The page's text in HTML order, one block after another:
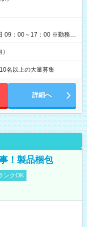
（休憩なし） 時給1,300
円＋交通費 【試用期
09：00～17：00 ※勤務時
名以上の大量募集
詳細へ
！製品梱包
ンクOK